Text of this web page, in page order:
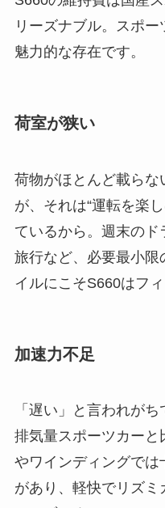
リーズナブル。スポ
魅力的な存在です。
荷室が狭い
荷物がほとんど載ら
が、それは“運転を楽
ているから。週末の
旅行など、必要最小限
イルにこそS660はフィ
加速力不足
「遅い」と言われが
排気量スポーツカーと
やワインディングでは
があり、軽快でリズ